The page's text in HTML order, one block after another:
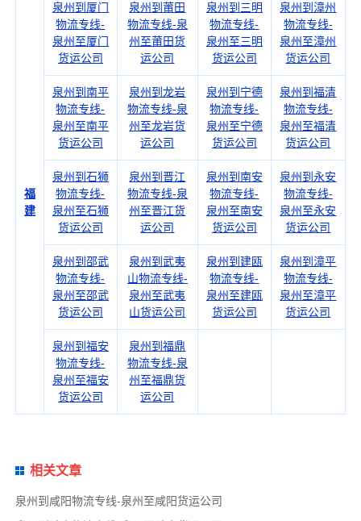
福
建
泉州到厦门
物流专线-
泉州至厦门
货运公司
泉州到莆田
物流专线-泉
州至莆田货
运公司
泉州到三明
物流专线-
泉州至三明
货运公司
泉州到漳州
物流专线-
泉州至漳州
货运公司
泉州到南平
物流专线-
泉州至南平
货运公司
泉州到龙岩
物流专线-泉
州至龙岩货
运公司
泉州到宁德
物流专线-
泉州至宁德
货运公司
泉州到福清
物流专线-
泉州至福清
货运公司
泉州到石狮
物流专线-
泉州至石狮
货运公司
泉州到晋江
物流专线-泉
州至晋江货
运公司
泉州到南安
物流专线-
泉州至南安
货运公司
泉州到永安
物流专线-
泉州至永安
货运公司
泉州到邵武
物流专线-
泉州至邵武
货运公司
泉州到武夷
山物流专线-
泉州至武夷
山货运公司
泉州到建瓯
物流专线-
泉州至建瓯
货运公司
泉州到漳平
物流专线-
泉州至漳平
货运公司
泉州到福安
物流专线-
泉州至福安
货运公司
泉州到福鼎
物流专线-泉
州至福鼎货
运公司
相关文章
泉州到咸阳物流专线-泉州至咸阳货运公司